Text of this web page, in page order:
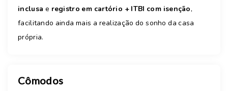
inclusa e registro em cartório + ITBI com isenção,
facilitando ainda mais a realização do sonho da casa
própria.
Cômodos